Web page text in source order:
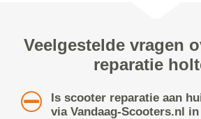
Veelgestelde vragen
reparatie
Is scooter reparatie aan
via Vandaag-Scooters.nl